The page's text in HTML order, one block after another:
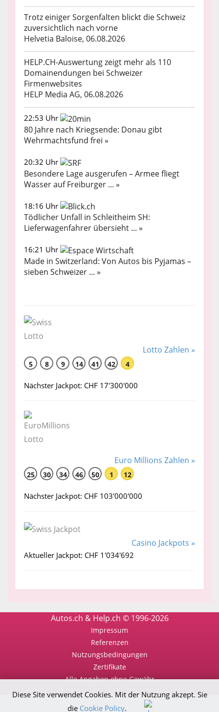
Trotz einiger Sorgenfalten blickt die Schweiz
zuversichtlich nach vorne
Helvetia Baloise, 06.08.2026
HELP.CH-Auswertung zeigt mehr als 110
Domainendungen bei Schweizer
Firmenwebsites
HELP Media AG, 06.08.2026
22:53 Uhr
80 Jahre nach Kriegsende: Donau gibt
Wehrmachtsfund frei »
20:32 Uhr
Besondere Lage ausgerufen – Armee fliegt
Wasser auf Freiburger ... »
18:16 Uhr
Tödlicher Unfall in Schleitheim SH:
Lieferwagenfahrer übersieht ... »
16:21 Uhr
Made in Switzerland: Von Autos bis Pyjamas –
sieben Schweizer ... »
Lotto Zahlen »
5 8 9 14 41 42 4
Nächster Jackpot: CHF 17'300'000
Euro Millions Zahlen »
25 30 34 46 50 1 12
Nächster Jackpot: CHF 103'000'000
Casino Jackpots »
Aktueller Jackpot: CHF 1'034'692
Autos.ch & Help.ch © 1996-2026
Impressum
Referenzen
Nutzungsbedingungen
Zertifikate
Alle Angaben ohne Gewähr
Diese Site verwendet Cookies. Mit der Nutzung akzept. Sie
die Cookie Policy.